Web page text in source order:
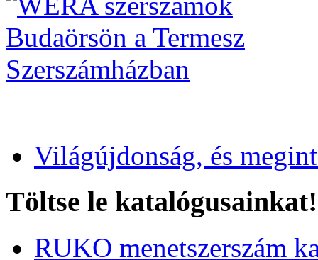
Világújdonság, és
Töltse le katalógusainkat!
RUKO menetszerszám